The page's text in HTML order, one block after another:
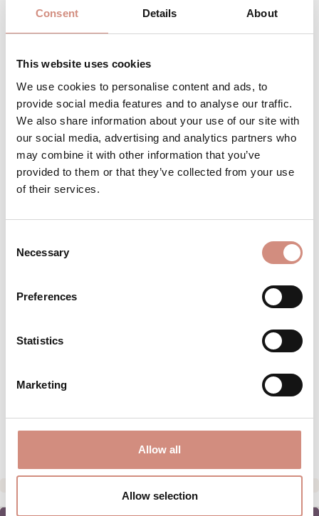
Consent Details About
This website uses cookies
We use cookies to personalise content and ads, to
provide social media features and to analyse our traffic.
We also share information about your use of our site with
our social media, advertising and analytics partners who
may combine it with other information that you’ve
provided to them or that they’ve collected from your use
of their services.
Selection
Necessary
Preferences
Statistics
Marketing
Allow all
Allow selection
dir!
Produkt Anzahl: Gib den
Stk IN DEN WARENKORB
Produktnummer:PV-s-sb
mamalila Stockholm ist ein echter Game-
Changer: eine wattierte, ärmellose
MATERIAL
HERSTELLERANGABEN